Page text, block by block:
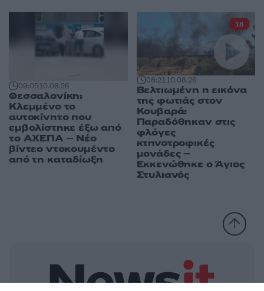
09:0510.08.26
Θεσσαλονίκη:
Κλεμμένο το
αυτοκίνητο που
εμβολίστηκε έξω από
το ΑΧΕΠΑ – Νέο
βίντεο ντοκουμέντο
από τη καταδίωξη
08:2110.08.26
Βελτιωμένη η εικόνα
της φωτιάς στον
Κουβαρά:
Παραδόθηκαν στις
φλόγες
κτηνοτροφικές
μονάδες –
Εκκενώθηκε ο Άγιος
Στυλιανός
18